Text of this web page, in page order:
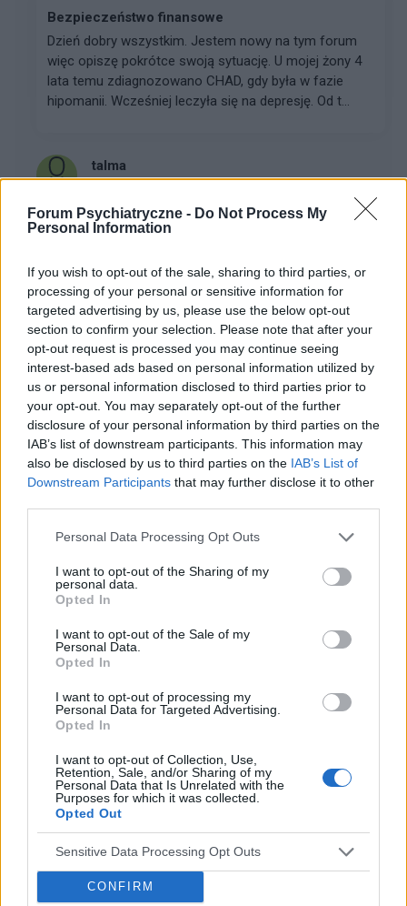
Forum Psychiatryczne - Do Not Process My
Personal Information
If you wish to opt-out of the sale, sharing to third parties, or
processing of your personal or sensitive information for
targeted advertising by us, please use the below opt-out
section to confirm your selection. Please note that after your
opt-out request is processed you may continue seeing
interest-based ads based on personal information utilized by
us or personal information disclosed to third parties prior to
your opt-out. You may separately opt-out of the further
disclosure of your personal information by third parties on the
IAB’s list of downstream participants. This information may
also be disclosed by us to third parties on the IAB’s List of
Downstream Participants that may further disclose it to other
Personal Data Processing Opt Outs
I want to opt-out of the Sharing of my
personal data.
Opted In
I want to opt-out of the Sale of my
Personal Data.
Opted In
I want to opt-out of processing my
Personal Data for Targeted Advertising.
Opted In
I want to opt-out of Collection, Use,
Retention, Sale, and/or Sharing of my
Personal Data that Is Unrelated with the
Purposes for which it was collected.
Opted Out
Sensitive Data Processing Opt Outs
CONFIRM
Bezpieczeństwo finansowe
Dzień dobry wszystkim. Jestem nowy na tym forum
więc opiszę pokrótce swoją sytuację. U mojej żony 4
lata temu zdiagnozowano CHAD, gdy była w fazie
hipomanii. Wcześniej leczyła się na depresję. Od t...
talma
Forum:Po godzinach
Witam, chciałabym zapytać w jakie perfumy się
zaopatrujecie? Które bardzo wam się podobają?
adams44
Forum: Po godzinach
Naturalne środki na potencję
Myślę,ze niejedna osoba ma ten problem.
Niekoniecznie chcę się truć sildenafilem ( raz
próbowałem i niestety nie polecam z racji tego, że
srodków n...
Kicia80
Forum:Zaburzenia afektywne dwubiegunowe -
ChAD
Brak przyjaciół i zainteresowań
Cześć. Cierpię na Chad,zaburzenia osobowości i
schizofrenię oraz zaburzenia ze spectrum
autyzmu.Nie mam przyjaciół,znajomych.Nic mnie nie
interesuje.Czasem mam ochotę nie żyć...
gość
Forum:Po godzinach